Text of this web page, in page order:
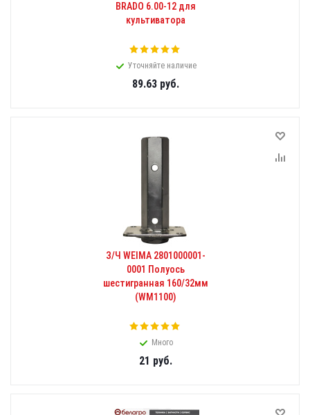
BRADO 6.00-12 для
культиватора
Уточняйте наличие
89.63руб.
З/Ч WEIMA 2801000001-
0001 Полуось
шестигранная 160/32мм
(WM1100)
Много
21 руб.